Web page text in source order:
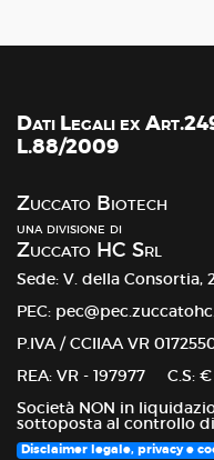
Dati Legali ex
L.88/2009
Zuccato Biotech
una divisione di
Zuccato HC Srl
Sede: V. della Consortia,
PEC:
P.IVA / CCIIAA VR
REA: VR - 197977 C.S:
Società NON in
sottoposta al controllo
Disclaimer legale, privacy e